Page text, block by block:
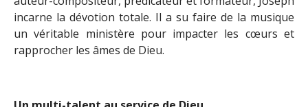
incarne la dévotion totale. Il a su faire de la musique
un véritable ministère pour impacter les cœurs et
rapprocher les âmes de Dieu.